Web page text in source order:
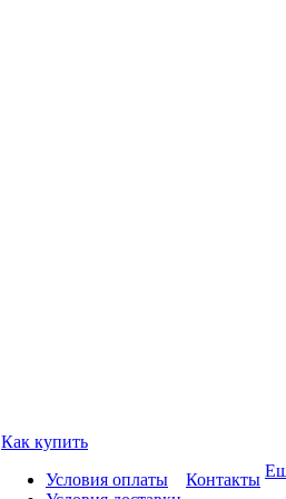
Как купить
Условия оплаты
Контакты